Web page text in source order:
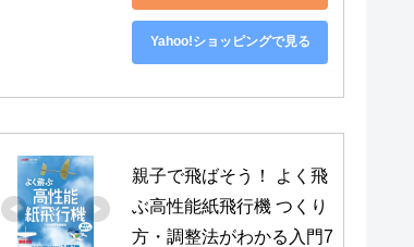
Yahoo!ショッピングで見る
親子で飛ばそう！ よく飛
ぶ高性能紙飛行機 つくり
方・調整法がわかる入門7